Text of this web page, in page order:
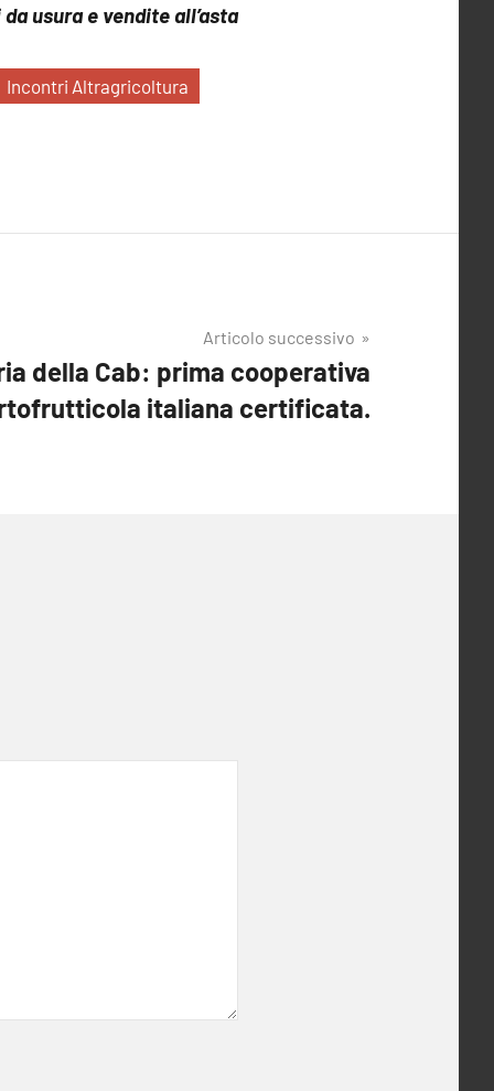
usura e vendite all’asta
Incontri Altragricoltura
Articolo successivo
della Cab: prima cooperativa
italiana certificata.